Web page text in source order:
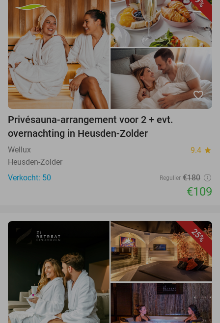
favorite_border
Privésauna-arrangement voor 2 + evt.
overnachting in Heusden-Zolder
Wellux 9.4 star
Heusden-Zolder
Verkocht: 50
Regulier €180
€109
25%